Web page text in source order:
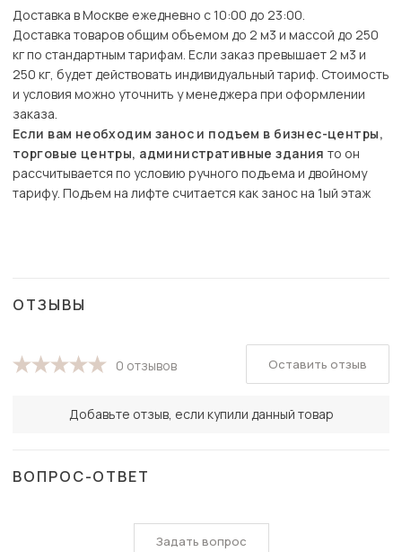
Доставка в Москве ежедневно с 10:00 до 23:00.
Доставка товаров общим объемом до 2 м3 и массой до 250
кг по стандартным тарифам. Если заказ превышает 2 м3 и
250 кг, будет действовать индивидуальный тариф. Стоимость
и условия можно уточнить у менеджера при оформлении
заказа.
Если вам необходим занос и подъем в бизнес-центры,
торговые центры, административные здания то он
рассчитывается по условию ручного подъема и двойному
тарифу. Подъем на лифте считается как занос на 1ый этаж
ОТЗЫВЫ
0 отзывов
Добавьте отзыв, если купили данный товар
Оставить отзыв
ВОПРОС-ОТВЕТ
Задать вопрос